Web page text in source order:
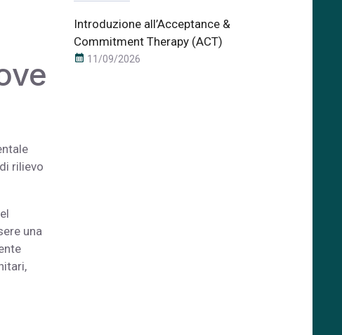
rilievo
una
Introduzione all’Acceptance &
Commitment Therapy (ACT)
calendar_month 11/09/2026